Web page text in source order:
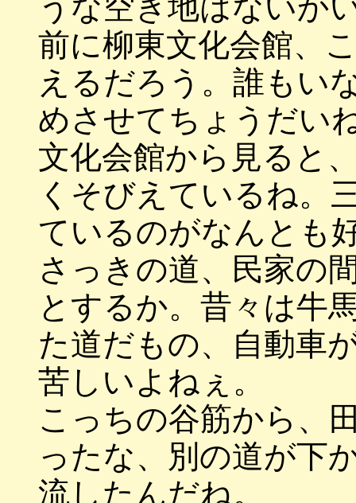
うな空き地はないか
前に柳東文化会館、
えるだろう。誰もい
めさせてちょうだい
文化会館から見ると
くそびえているね。
ているのがなんとも
さっきの道、民家の
とするか。昔々は牛
た道だもの、自動車
苦しいよねぇ。
こっちの谷筋から、
ったな、別の道が下
流したんだね。